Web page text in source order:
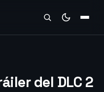
del DLC 2